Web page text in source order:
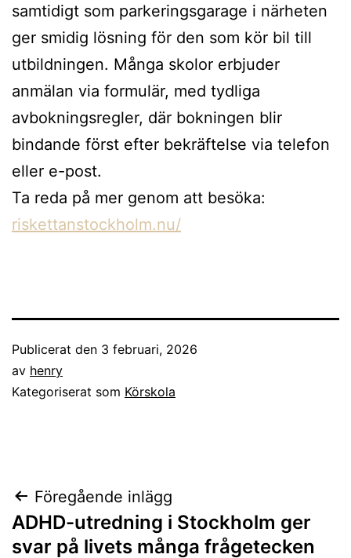
samtidigt som parkeringsgarage i närheten
ger smidig lösning för den som kör bil till
utbildningen. Många skolor erbjuder
anmälan via formulär, med tydliga
avbokningsregler, där bokningen blir
bindande först efter bekräftelse via telefon
eller e-post.
Ta reda på mer genom att besöka:
riskettanstockholm.nu/
Publicerat den 3 februari, 2026
av henry
Kategoriserat som Körskola
Inläggsnavigering
Föregående inlägg
ADHD-utredning i Stockholm ger
svar på livets många frågetecken